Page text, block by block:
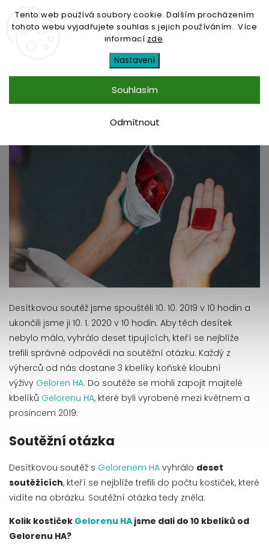
Tento web používá soubory cookie. Dalším procházením
tohoto webu vyjadřujete souhlas s jejich používáním.. Více
informací zde.
Nastavení
Odmítnout
Souhlasím
Desítková soutěž s Gelorenem
HA - vyhodnocení
10.1.2020
Desítkovou soutěž jsme spouštěli 10. 10. 2019 v 10 hodin a
ukončili jsme ji 10. 1. 2020 v 10 hodin. Aby těch desítek
nebylo málo, vyhrálo deset tipujících, kteří se nejblíže
trefili správné odpovědi na soutěžní otázku. Každý z
výherců od nás dostane 3 kbelíky koňské kloubní
výživy Geloren HA. Do soutěže se mohli zapojit majitelé
kbelíků Gelorenu HA, které byli vyrobené mezi květnem a
prosincem 2019.
Soutěžní otázka
Desítkovou soutěž s Gelorenem HA vyhrálo deset
soutěžících, kteří se nejblíže trefili do počtu kostiček, které
vidíte na obrázku. Soutěžní otázka tedy zněla:
Kolik kostiček Gelorenu HA jsme dali do 10 kbelíků od
Gelorenu HA?